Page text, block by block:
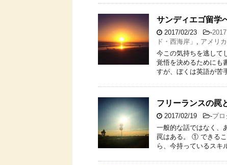
サンディエゴ留学
2017/02/23 -
ド・西海岸」 , アメリカ
今この気持ちを逃して
覚悟を決めるためにも
すが、ぼくは英語が苦
フリーランスの罠
2017/02/19 -ブロ
一般的な話ではなく、
罠はある。 ① できる
ら、今持っているス